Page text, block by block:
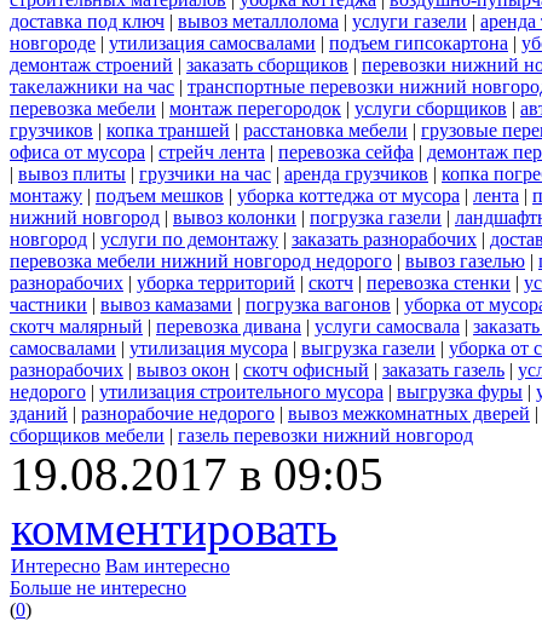
доставка под ключ | вывоз металлолома | услуги газели | аренда
новгороде | утилизация самосвалами | подъем гипсокартона |
демонтаж строений | заказать сборщиков | перевозки нижний
такелажники на час | транспортные перевозки нижний
перевозка мебели | монтаж перегородок | услуги сборщиков |
грузчиков | копка траншей | расстановка мебели | грузовые
офиса от мусора | стрейч лента | перевозка сейфа | демонтаж
| вывоз плиты | грузчики на час | аренда грузчиков | копка
монтажу | подъем мешков | уборка коттеджа от мусора | лента |
нижний новгород | вывоз колонки | погрузка газели |
новгород | услуги по демонтажу | заказать разнорабочих |
перевозка мебели нижний новгород недорого | вывоз газелью |
разнорабочих | уборка территорий | скотч | перевозка стенки |
частники | вывоз камазами | погрузка вагонов | уборка от
скотч малярный | перевозка дивана | услуги самосвала |
самосвалами | утилизация мусора | выгрузка газели | уборка от
разнорабочих | вывоз окон | скотч офисный | заказать газель |
недорого | утилизация строительного мусора | выгрузка фуры |
зданий | разнорабочие недорого | вывоз межкомнатных дверей |
сборщиков мебели | газель перевозки нижний новгород
19.08.2017 в 09:05
комментировать
Интересно Вам интересно
Больше не интересно
(0)